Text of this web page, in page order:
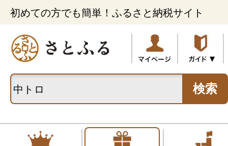
初めての方でも簡単！ふるさと納税サイト
検索